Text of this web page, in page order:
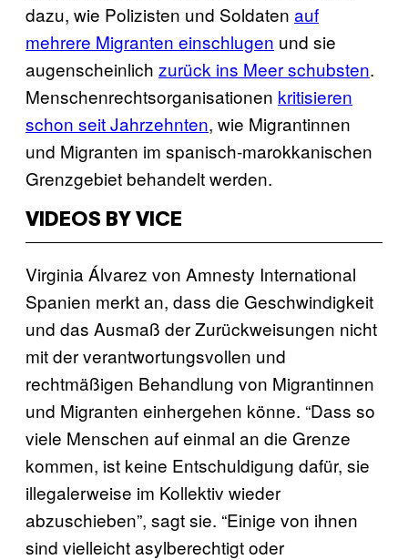
dazu, wie Polizisten und Soldaten auf
mehrere Migranten einschlugen und sie
augenscheinlich zurück ins Meer schubsten.
Menschenrechtsorganisationen kritisieren
schon seit Jahrzehnten, wie Migrantinnen
und Migranten im spanisch-marokkanischen
Grenzgebiet behandelt werden.
VIDEOS BY VICE
Virginia Álvarez von Amnesty International
Spanien merkt an, dass die Geschwindigkeit
und das Ausmaß der Zurückweisungen nicht
mit der verantwortungsvollen und
rechtmäßigen Behandlung von Migrantinnen
und Migranten einhergehen könne. “Dass so
viele Menschen auf einmal an die Grenze
kommen, ist keine Entschuldigung dafür, sie
illegalerweise im Kollektiv wieder
abzuschieben”, sagt sie. “Einige von ihnen
sind vielleicht asylberechtigt oder